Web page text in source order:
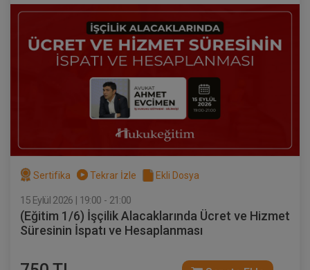
360 TL
Tüketici Hukuku Enstitüsü
Hukuku Kongresi - VIII. Oturum
Sertifika Tekrar İzle Ekli Dosya
15 Eylül 2026 | 19:00 - 21:00
(Eğitim 1/6) İşçilik Alacaklarında Ücret ve Hizmet
Süresinin İspatı ve Hesaplanması